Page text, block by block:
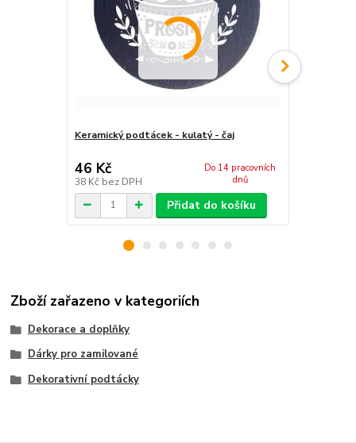
Keramický podtácek - kulatý - čaj
46 Kč
38 Kč bez DPH
Do 14 pracovních
dnů
Přidat do košíku
Zboží zařazeno v kategoriích
Dekorace a doplňky
Dárky pro zamilované
Dekorativní podtácky